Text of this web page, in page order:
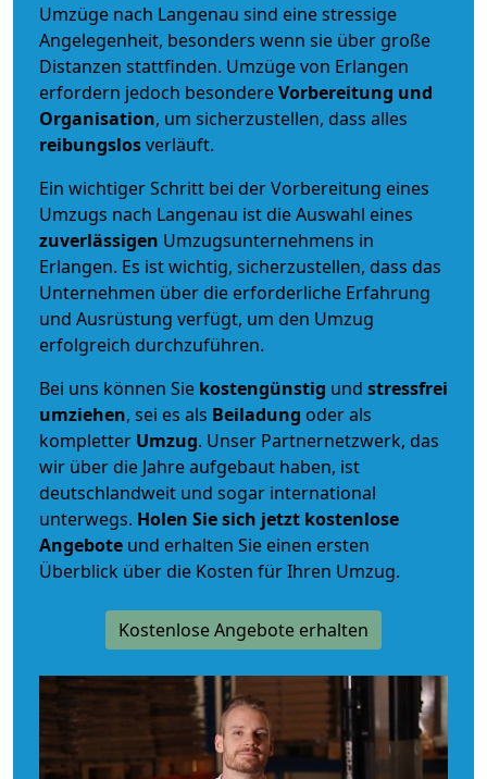
Umzüge nach Langenau sind eine stressige
Angelegenheit, besonders wenn sie über große
Distanzen stattfinden. Umzüge von Erlangen
erfordern jedoch besondereVorbereitung und
Organisation, um sicherzustellen, dass alles
reibungslosverläuft.
Ein wichtiger Schritt bei der Vorbereitung eines
Umzugs nach Langenau ist die Auswahl eines
zuverlässigen Umzugsunternehmens in
Erlangen. Es ist wichtig, sicherzustellen, dass das
Unternehmen über die erforderliche Erfahrung
und Ausrüstung verfügt, um den Umzug
erfolgreich durchzuführen.
Bei uns können Sie kostengünstig und stressfrei
umziehen, sei es als Beiladung oder als
kompletter Umzug. Unser Partnernetzwerk, das
wir über die Jahre aufgebaut haben, ist
deutschlandweit und sogar international
unterwegs. Holen Sie sich jetzt kostenlose
Angebote und erhalten Sie einen ersten
Überblick über die Kosten für Ihren Umzug.
Kostenlose Angebote erhalten